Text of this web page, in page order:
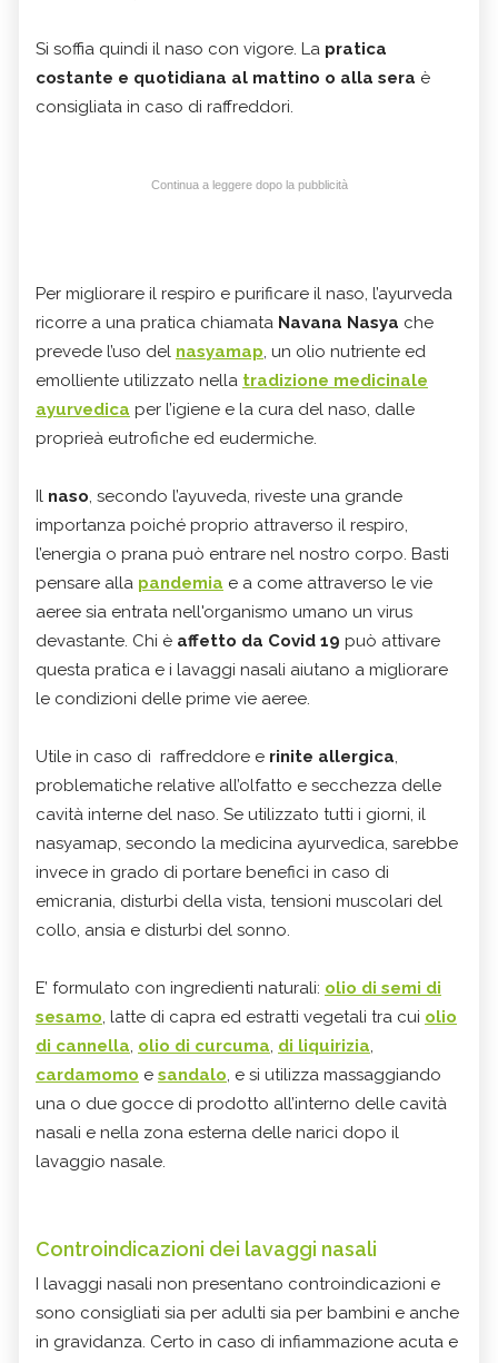
Si soffia quindi il naso con vigore. La pratica
costante e quotidiana al mattino o alla sera è
consigliata in caso di raffreddori.
Continua a leggere dopo la pubblicità
Per migliorare il respiro e purificare il naso, l’ayurveda
ricorre a una pratica chiamata Navana Nasya che
prevede l’uso del nasyamap, un olio nutriente ed
emolliente utilizzato nella tradizione medicinale
ayurvedica per l’igiene e la cura del naso, dalle
proprieà eutrofiche ed eudermiche.
Il naso, secondo l’ayuveda, riveste una grande
importanza poiché proprio attraverso il respiro,
l’energia o prana può entrare nel nostro corpo. Basti
pensare alla pandemia e a come attraverso le vie
aeree sia entrata nell'organismo umano un virus
devastante. Chi è affetto da Covid 19 può attivare
questa pratica e i lavaggi nasali aiutano a migliorare
le condizioni delle prime vie aeree.
Utile in caso di raffreddore e rinite allergica,
problematiche relative all’olfatto e secchezza delle
cavità interne del naso. Se utilizzato tutti i giorni, il
nasyamap, secondo la medicina ayurvedica, sarebbe
invece in grado di portare benefici in caso di
emicrania, disturbi della vista, tensioni muscolari del
collo, ansia e disturbi del sonno.
E’ formulato con ingredienti naturali: olio di semi di
sesamo, latte di capra ed estratti vegetali tra cui olio
di cannella, olio di curcuma, di liquirizia,
cardamomo e sandalo, e si utilizza massaggiando
una o due gocce di prodotto all’interno delle cavità
nasali e nella zona esterna delle narici dopo il
lavaggio nasale.
Controindicazioni dei lavaggi nasali
I lavaggi nasali non presentano controindicazioni e
sono consigliati sia per adulti sia per bambini e anche
in gravidanza. Certo in caso di infiammazione acuta e